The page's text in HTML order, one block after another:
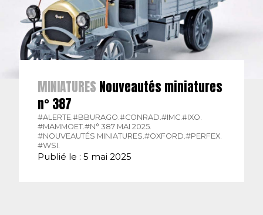
MINIATURES Nouveautés miniatures
n° 387
#ALERTE.#BBURAGO.#CONRAD.#IMC.#IXO.
#MAMMOET.#N° 387 MAI 2025.
#NOUVEAUTÉS MINIATURES.#OXFORD.#PERFEX.
#WSI.
Publié le : 5 mai 2025